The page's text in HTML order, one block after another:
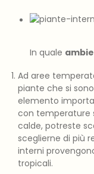
In quale
Ad aree
piante che si
elemento
con temperature
calde, potreste
sceglierne di più
interni
tropicali.